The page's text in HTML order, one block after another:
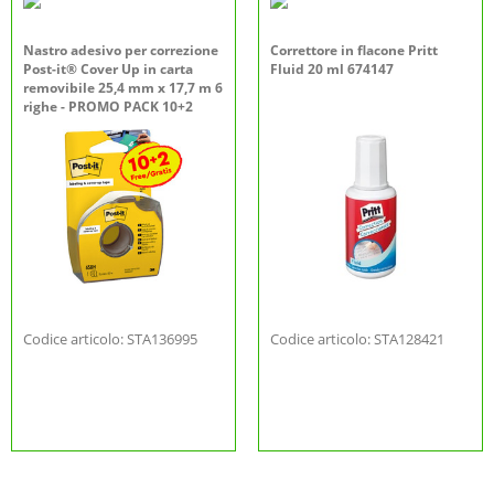
Nastro adesivo per correzione
Post-it® Cover Up in carta
removibile 25,4 mm x 17,7 m 6
righe - PROMO PACK 10+2
Codice articolo: STA136995
Correttore in flacone Pritt
Fluid 20 ml 674147
Codice articolo: STA128421